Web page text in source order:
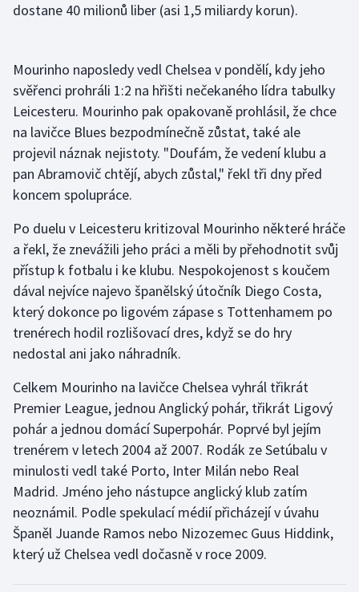
Plavání
Ragby
Rychlobruslení
Rychlostní kanoistika
Sportovní střelba
Stolní tenis
Triatlon
Veslování
Vodní slalom
Volejbal
Ostatní
dostane 40 milionů liber (asi 1,5 miliardy korun).
Mourinho naposledy vedl Chelsea v pondělí, kdy jeho
svěřenci prohráli 1:2 na hřišti nečekaného lídra tabulky
Leicesteru. Mourinho pak opakovaně prohlásil, že chce
na lavičce Blues bezpodmínečně zůstat, také ale
projevil náznak nejistoty. "Doufám, že vedení klubu a
pan Abramovič chtějí, abych zůstal," řekl tři dny před
koncem spolupráce.
Po duelu v Leicesteru kritizoval Mourinho některé hráče
a řekl, že znevážili jeho práci a měli by přehodnotit svůj
přístup k fotbalu i ke klubu. Nespokojenost s koučem
dával nejvíce najevo španělský útočník Diego Costa,
který dokonce po ligovém zápase s Tottenhamem po
trenérech hodil rozlišovací dres, když se do hry
nedostal ani jako náhradník.
Celkem Mourinho na lavičce Chelsea vyhrál třikrát
Premier League, jednou Anglický pohár, třikrát Ligový
pohár a jednou domácí Superpohár. Poprvé byl jejím
trenérem v letech 2004 až 2007. Rodák ze Setúbalu v
minulosti vedl také Porto, Inter Milán nebo Real
Madrid. Jméno jeho nástupce anglický klub zatím
neoznámil. Podle spekulací médií přicházejí v úvahu
Španěl Juande Ramos nebo Nizozemec Guus Hiddink,
který už Chelsea vedl dočasně v roce 2009.